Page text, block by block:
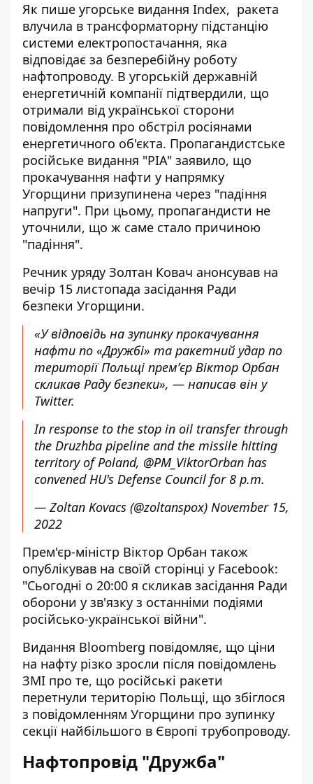
Як пише угорське видання Index, ракета
влучила в трансформаторну підстанцію
системи електропостачання, яка
відповідає за безперебійну роботу
нафтопроводу. В угорській державній
енергетичній компанії підтвердили, що
отримали від української сторони
повідомлення про обстріл росіянами
енергетичного об'єкта. Пропагандистське
російське видання "РІА" заявило, що
прокачування нафти у напрямку
Угорщини призупинена через "падіння
напруги". При цьому, пропагандисти не
уточнили, що ж саме стало причиною
"падіння".
Речник уряду Золтан Ковач анонсував на
вечір 15 листопада засідання Ради
безпеки Угорщини.
«У відповідь на зупинку прокачування
нафти по «Дружбі» та ракетний удар по
території Польщі премʼєр Віктор Орбан
скликав Раду безпеки», — написав він у
Twitter.
In response to the stop in oil transfer through
the Druzhba pipeline and the missile hitting
territory of Poland, @PM_ViktorOrban has
convened HU's Defense Council for 8 p.m.
— Zoltan Kovacs (@zoltanspox) November 15,
2022
Прем'єр-міністр Віктор Орбан також
опублікував на своїй сторінці у Facebook:
"Сьогодні о 20:00 я скликав засідання Ради
оборони у зв'язку з останніми подіями
російсько-української війни".
Видання Bloomberg повідомляє, що ціни
на нафту різко зросли після повідомлень
ЗМІ про те, що російські ракети
перетнули територію Польщі, що збіглося
з повідомленням Угорщини про зупинку
секції найбільшого в Європі трубопроводу.
Нафтопровід "Дружба"